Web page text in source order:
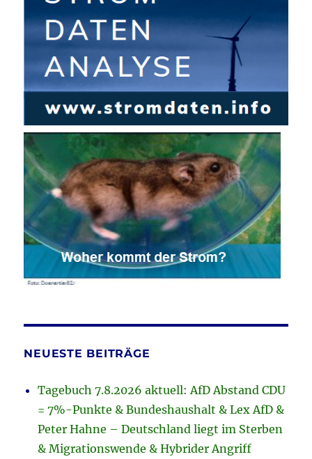
NEUESTE BEITRÄGE
Tagebuch 7.8.2026 aktuell: AfD Abstand CDU
= 7%-Punkte & Bundeshaushalt & Lex AfD &
Peter Hahne – Deutschland liegt im Sterben
& Migrationswende & Hybrider Angriff